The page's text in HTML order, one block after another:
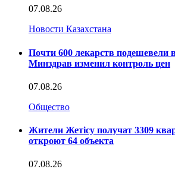
07.08.26
Новости Казахстана
Почти 600 лекарств подешевели
Минздрав изменил контроль цен
07.08.26
Общество
Жители Жетісу получат 3309
откроют 64 объекта
07.08.26